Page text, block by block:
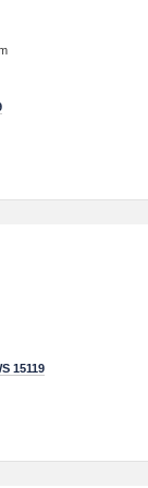
15119